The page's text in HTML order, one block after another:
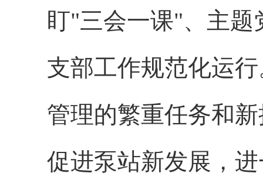
盯"三会一课"、主
支部工作规范化运
管理的繁重任务和
促进泵站新发展，